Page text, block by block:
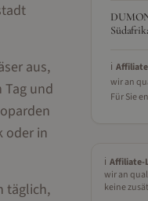
aus,
und
oder in
täglich,
ℹ️
wir an
Für Sie
ℹ️ Affiliate-
wir an
keine